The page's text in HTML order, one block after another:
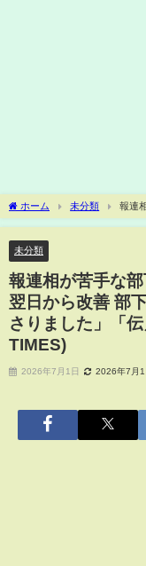
ホーム 未分類
報連
善 部下を動かした“一言”に「
未分類
報連相が苦手な
翌日から改善 部
さりました」「
TIMES)
2026年7月1日 2026年7月1